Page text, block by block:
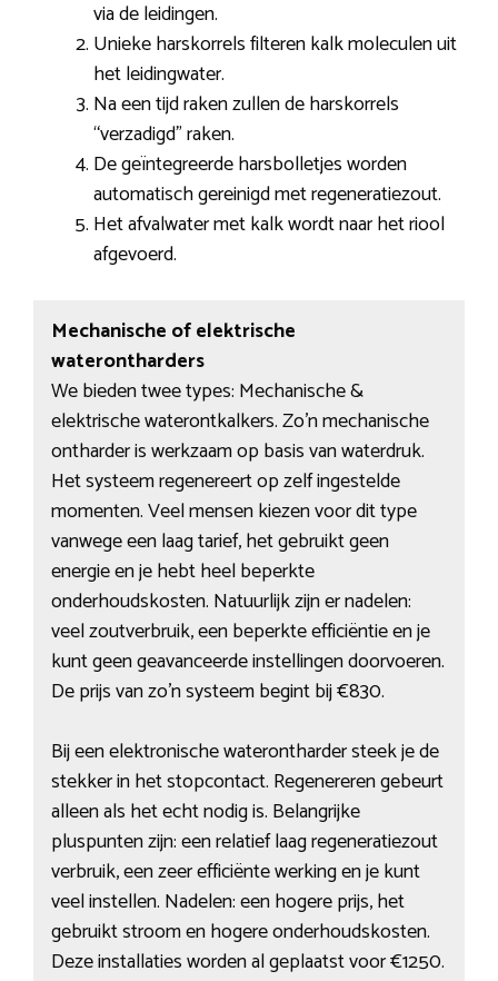
via de leidingen.
Unieke harskorrels filteren kalk moleculen uit
het leidingwater.
Na een tijd raken zullen de harskorrels
“verzadigd” raken.
De geïntegreerde harsbolletjes worden
automatisch gereinigd met regeneratiezout.
Het afvalwater met kalk wordt naar het riool
afgevoerd.
Mechanische of elektrische
waterontharders
We bieden twee types: Mechanische &
elektrische waterontkalkers. Zo’n mechanische
ontharder is werkzaam op basis van waterdruk.
Het systeem regenereert op zelf ingestelde
momenten. Veel mensen kiezen voor dit type
vanwege een laag tarief, het gebruikt geen
energie en je hebt heel beperkte
onderhoudskosten. Natuurlijk zijn er nadelen:
veel zoutverbruik, een beperkte efficiëntie en je
kunt geen geavanceerde instellingen doorvoeren.
De prijs van zo’n systeem begint bij €830.
Bij een elektronische waterontharder steek je de
stekker in het stopcontact. Regenereren gebeurt
alleen als het echt nodig is. Belangrijke
pluspunten zijn: een relatief laag regeneratiezout
verbruik, een zeer efficiënte werking en je kunt
veel instellen. Nadelen: een hogere prijs, het
gebruikt stroom en hogere onderhoudskosten.
Deze installaties worden al geplaatst voor €1250.